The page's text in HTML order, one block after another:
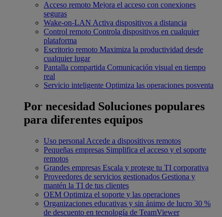
Acceso remoto Mejora el acceso con conexiones
seguras
Wake-on-LAN Activa dispositivos a distancia
Control remoto Controla dispositivos en cualquier
plataforma
Escritorio remoto Maximiza la productividad desde
cualquier lugar
Pantalla compartida Comunicación visual en tiempo
real
Servicio inteligente Optimiza las operaciones posventa
Por necesidad Soluciones populares
para diferentes equipos
Uso personal Accede a dispositivos remotos
Pequeñas empresas Simplifica el acceso y el soporte
remotos
Grandes empresas Escala y protege tu TI corporativa
Proveedores de servicios gestionados Gestiona y
mantén la TI de tus clientes
OEM Optimiza el soporte y las operaciones
Organizaciones educativas y sin ánimo de lucro 30 %
de descuento en tecnología de TeamViewer